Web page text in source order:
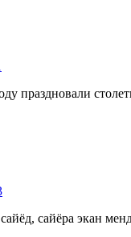
праздновали
сайёра экан